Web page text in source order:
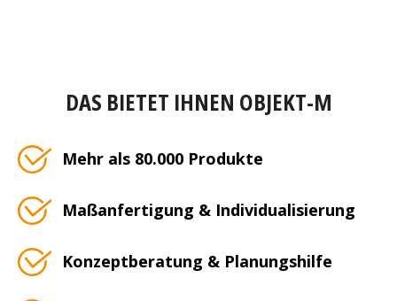
DAS BIETET IHNEN OBJEKT-M
Mehr als 80.000 Produkte
Maßanfertigung & Individualisierung
Konzeptberatung & Planungshilfe